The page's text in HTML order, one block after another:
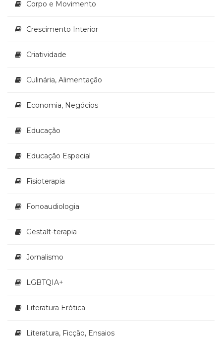
Televisão
Temas
Terapia
(21)
e
(65)
Turismo
Vida
(32)
Corpo e Movimento
Crescimento Interior
Criatividade
Culinária, Alimentação
Economia, Negócios
Educação
Educação Especial
Fisioterapia
Fonoaudiologia
Gestalt-terapia
Jornalismo
LGBTQIA+
Literatura Erótica
Literatura, Ficção, Ensaios